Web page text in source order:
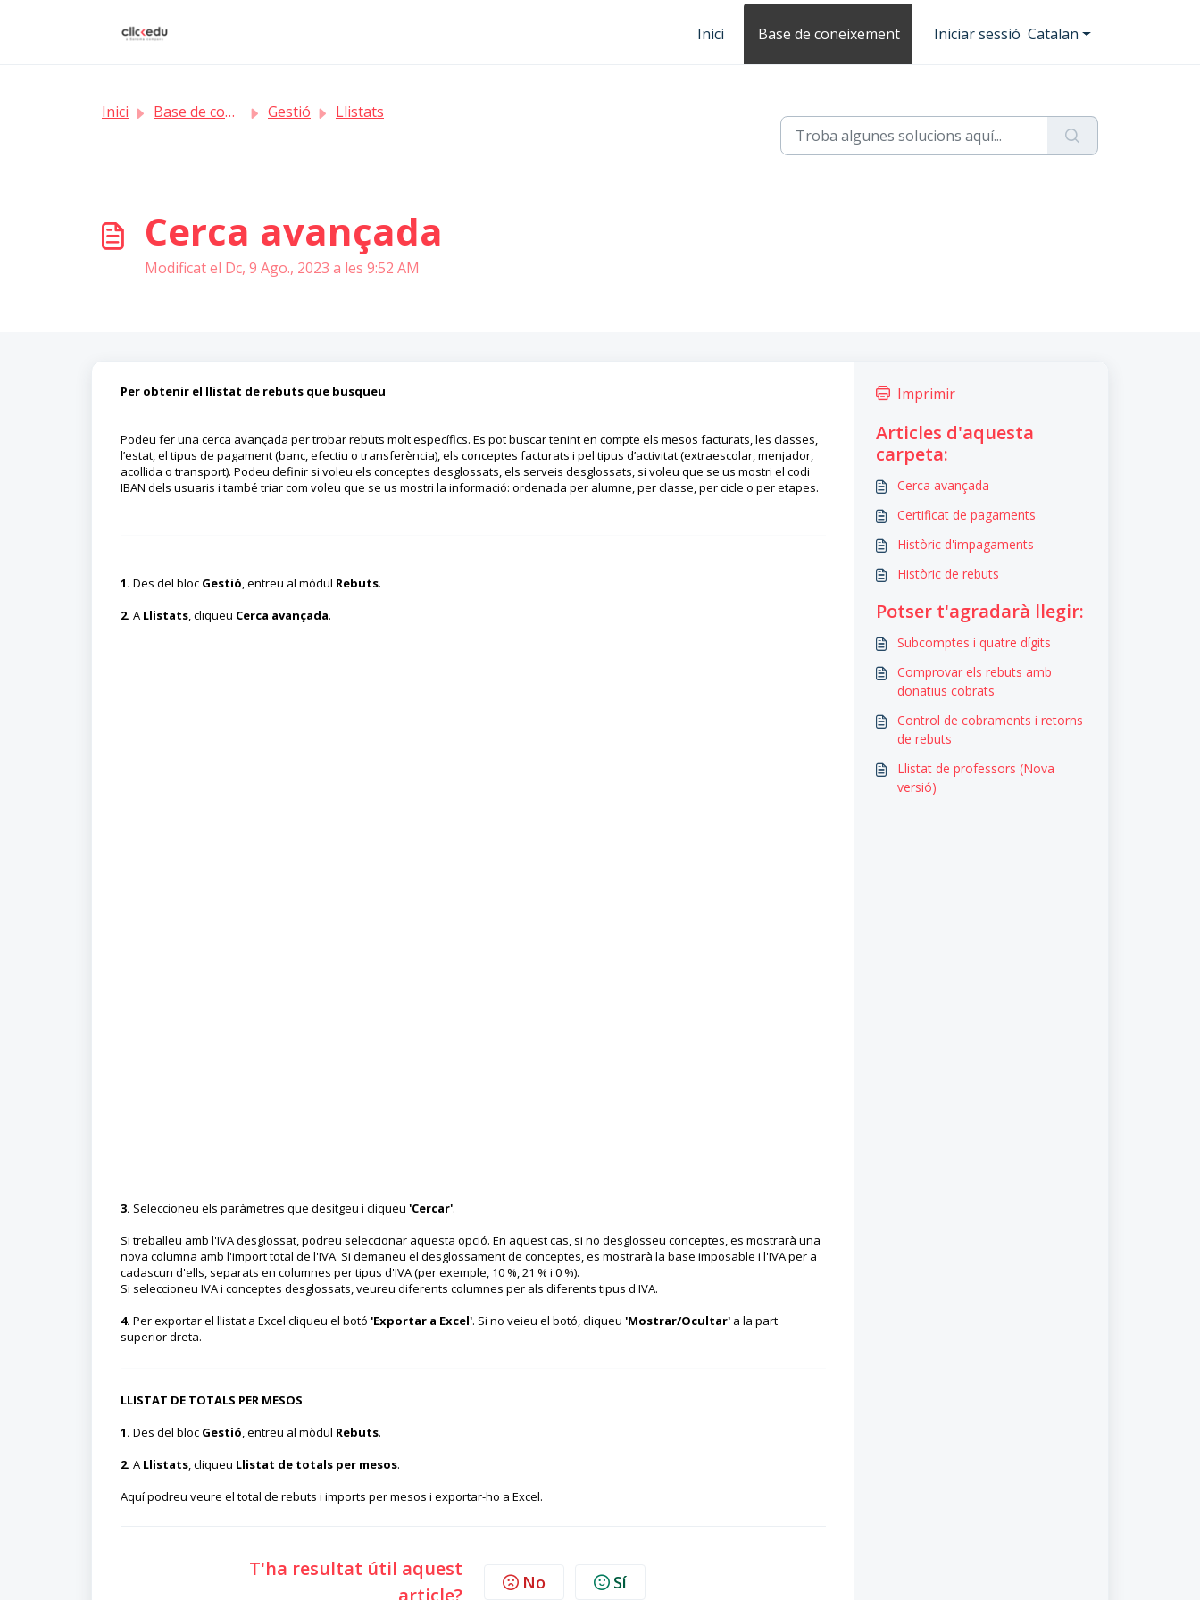
Inici
Base de coneixement Iniciar sessió Catalan
Inici Base de coneixement Gestió Llistats
Cerca avançada
Modificat el Dc, 9 Ago., 2023 a les 9:52 AM
Per obtenir el llistat de rebuts que busqueu
Podeu fer una cerca avançada per trobar rebuts molt específics. Es pot buscar tenint en compte els mesos facturats, les classes,
l’estat, el tipus de pagament (banc, efectiu o transferència), els conceptes facturats i pel tipus d’activitat (extraescolar, menjador,
acollida o transport). Podeu definir si voleu els conceptes desglossats, els serveis desglossats, si voleu que se us mostri el codi
IBAN dels usuaris i també triar com voleu que se us mostri la informació: ordenada per alumne, per classe, per cicle o per etapes.
1. Des del bloc Gestió, entreu al mòdul Rebuts.
2. A Llistats, cliqueu Cerca avançada.
3. Seleccioneu els paràmetres que desitgeu i cliqueu 'Cercar'.
Si treballeu amb l'IVA desglossat, podreu seleccionar aquesta opció. En aquest cas, si no desglosseu conceptes, es mostrarà una
nova columna amb l'import total de l'IVA. Si demaneu el desglossament de conceptes, es mostrarà la base imposable i l'IVA per a
cadascun d'ells, separats en columnes per tipus d'IVA (per exemple, 10 %, 21 % i 0 %).
Si seleccioneu IVA i conceptes desglossats, veureu diferents columnes per als diferents tipus d'IVA.
4. Per exportar el llistat a Excel cliqueu el botó 'Exportar a Excel'. Si no veieu el botó, cliqueu 'Mostrar/Ocultar' a la part
superior dreta.
LLISTAT DE TOTALS PER MESOS
1. Des del bloc Gestió, entreu al mòdul Rebuts.
2. A Llistats, cliqueu Llistat de totals per mesos.
Aquí podreu veure el total de rebuts i imports per mesos i exportar-ho a Excel.
T'ha resultat útil aquest
article?
No Sí
Imprimir
Articles d'aquesta
carpeta:
Cerca avançada
Certificat de pagaments
Històric d'impagaments
Històric de rebuts
Potser t'agradarà llegir:
Subcomptes i quatre dígits
Comprovar els rebuts amb
donatius cobrats
Control de cobraments i retorns
de rebuts
Llistat de professors (Nova
versió)